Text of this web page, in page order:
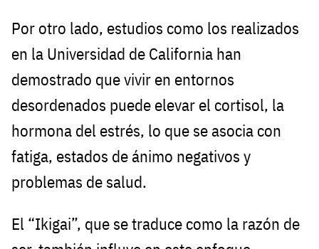
Por otro lado, estudios como los realizados
en la Universidad de California han
demostrado que vivir en entornos
desordenados puede elevar el cortisol, la
hormona del estrés, lo que se asocia con
fatiga, estados de ánimo negativos y
problemas de salud.
El “Ikigai”, que se traduce como la razón de